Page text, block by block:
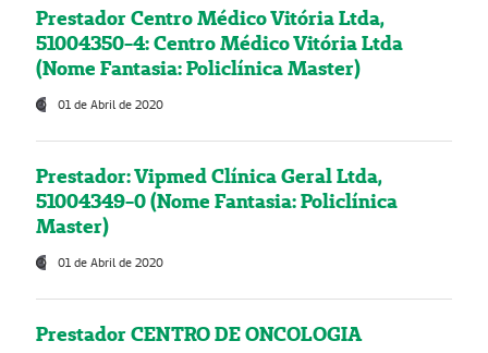
Prestador Centro Médico Vitória Ltda,
51004350-4: Centro Médico Vitória Ltda
(Nome Fantasia: Policlínica Master)
01 de Abril de 2020
Prestador: Vipmed Clínica Geral Ltda,
51004349-0 (Nome Fantasia: Policlínica
Master)
01 de Abril de 2020
Prestador CENTRO DE ONCOLOGIA